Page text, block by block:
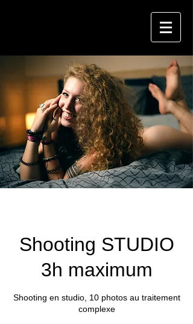
Shooting STUDIO
3h maximum
Shooting en studio, 10 photos au traitement
complexe